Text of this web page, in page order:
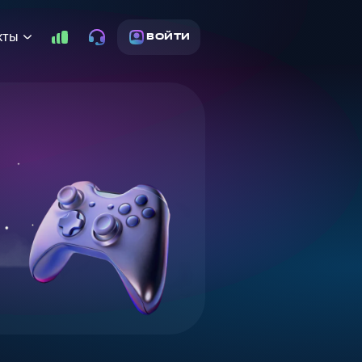
ВОЙТИ